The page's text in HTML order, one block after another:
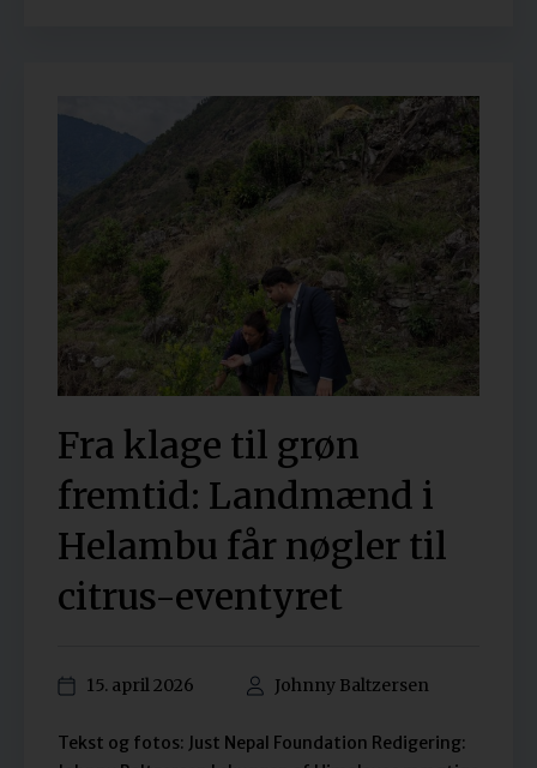
Fra klage til grøn
fremtid: Landmænd i
Helambu får nøgler til
citrus-eventyret
15. april 2026 Johnny Baltzersen
Tekst og fotos: Just Nepal Foundation Redigering: